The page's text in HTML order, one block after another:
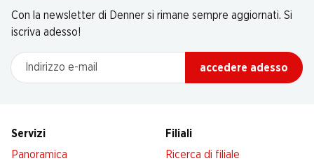
Con la newsletter di Denner si rimane sempre aggiornati. Si
iscriva adesso!
Indirizzo e-mail
accedere adesso
Servizi
Panoramica
Filiali
Ricerca di filiale